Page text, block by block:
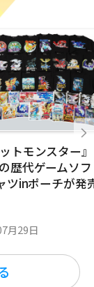
ットモンスター
歴代ゲームソ
ツinポーチが発
月29日